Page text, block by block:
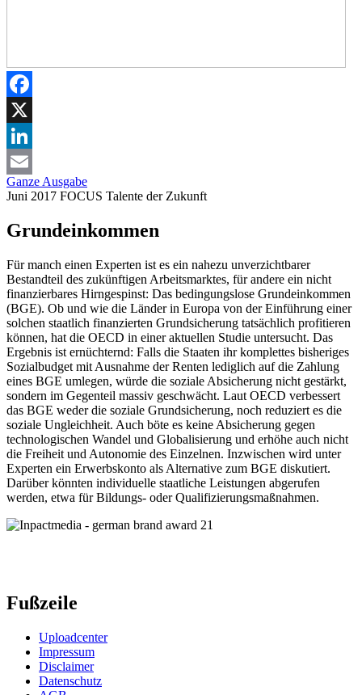
Facebook
X
LinkedIn
Email
Ganze Ausgabe
Juni 2017 FOCUS Talente der Zukunft
Grundeinkommen
Für manch einen Experten ist es ein nahezu unverzichtbarer
Bestandteil des zukünftigen Arbeitsmarktes, für andere ein nicht
finanzierbares Hirngespinst: Das bedingungslose Grundeinkommen
(BGE). Ob und wie die Länder in Europa von der Einführung einer
solchen staatlich finanzierten Grundsicherung tatsächlich profitieren
können, hat die OECD in einer aktuellen Studie untersucht. Das
Ergebnis ist ernüchternd: Falls die Staaten ihr komplettes bisheriges
Sozialbudget mit Ausnahme der Renten lediglich auf die Zahlung
eines BGE umlegen, würde die soziale Absicherung nicht gestärkt,
sondern im Gegenteil massiv geschwächt. Laut OECD verbessert
das BGE weder die soziale Grundsicherung, noch reduziert es die
soziale Ungleichheit. Auch böte es keine Absicherung gegen
technologischen Wandel und Globalisierung und erhöhe auch nicht
die Freiheit und Autonomie des Einzelnen. Inzwischen wird unter
Experten ein Erwerbskonto als Alternative zum BGE diskutiert.
Darüber könnten individuelle staatliche Leistungen abgerufen
werden, etwa für Bildungs- oder Qualifizierungsmaßnahmen.
Fußzeile
Uploadcenter
Impressum
Disclaimer
Datenschutz